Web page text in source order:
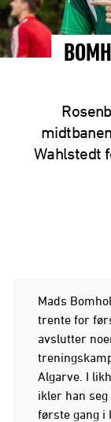
Wahlstedt
Mads
trente for
avslutter
Algarve. I
ikler han
første gang i